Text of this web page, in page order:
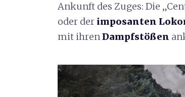
Ankunft des Zuges: Die
oder der imposanten
mit ihrenDampfstößen